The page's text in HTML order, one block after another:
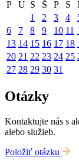
P U S Š P S
1
2 3 4
6
7 8 9 10 11
13 14 15 16 17 18
20 21 22 23 24 25
27 28 29 30 31
Otázky
Kontaktujte nás s
alebo služieb.
Položiť otázku